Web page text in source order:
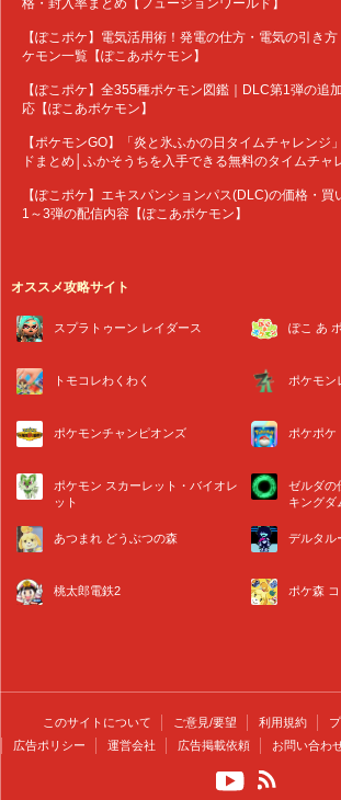
【ぽこポケ】電気活用術！発電の仕方・電気の引き
ケモン一覧【ぽこあポケモン】
【ぽこポケ】全355種ポケモン図鑑｜DLC第1弾の追
応【ぽこあポケモン】
【ポケモンGO】「炎と氷ふかの日タイムチャレンジ
ドまとめ│ふかそうちを入手できる無料のタイムチャ
【ぽこポケ】エキスパンションパス(DLC)の価格・
1～3弾の配信内容【ぽこあポケモン】
オススメ攻略サイト
スプラトゥーン レイダース ぽこ あ
トモコレわくわく ポケモン
ポケモンチャンピオンズ ポケポケ
ポケモン スカーレット・バイオレ
ット
ゼルダの
キングダ
あつまれ どうぶつの森 デルタル
桃太郎電鉄2 ポケ森
このサイトについて ご意見/要望 利用規約
広告ポリシー
運営会社 広告掲載依頼 お問い合わ